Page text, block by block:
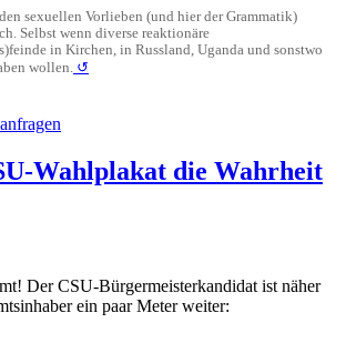
sexuellen Vorlieben (und hier der Grammatik)
Selbst wenn diverse reaktionäre
in Kirchen, in Russland, Uganda und sonstwo
wollen. ↺
Wahlplakat die Wahrheit
Der CSU-Bürgermeisterkandidat ist näher
ein paar Meter weiter: